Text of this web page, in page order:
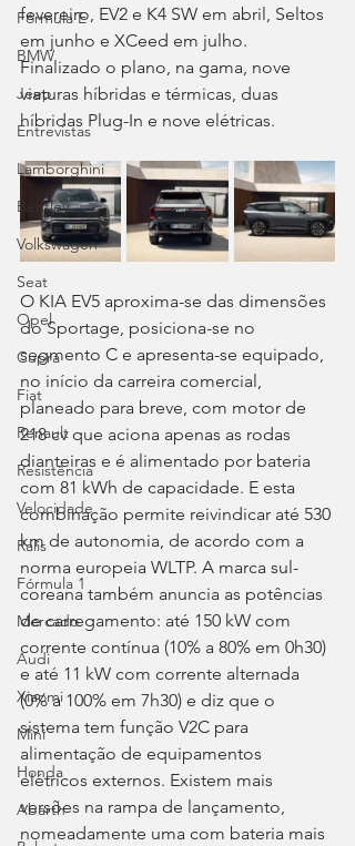
Fórmula E
BMW
Jeep
Entrevistas
Lamborghini
Bentley
Volkswagen
Seat
Opel
Cupra
Fiat
Renault
Resistência
Velocidade
Ralis
Fórmula 1
Mercado
Audi
Xiaomi
Mini
Honda
Abarth
fevereiro, EV2 e K4 SW em abril, Seltos
em junho e XCeed em julho.
Finalizado o plano, na gama, nove
viaturas híbridas e térmicas, duas
híbridas Plug-In e nove elétricas.
O KIA EV5 aproxima-se das dimensões
do Sportage, posiciona-se no
segmento C e apresenta-se equipado,
no início da carreira comercial,
planeado para breve, com motor de
218 cv que aciona apenas as rodas
dianteiras e é alimentado por bateria
com 81 kWh de capacidade. E esta
combinação permite reivindicar até 530
km de autonomia, de acordo com a
norma europeia WLTP. A marca sul-
coreana também anuncia as potências
de carregamento: até 150 kW com
corrente contínua (10% a 80% em 0h30)
e até 11 kW com corrente alternada
(0% a 100% em 7h30) e diz que o
sistema tem função V2C para
alimentação de equipamentos
elétricos externos. Existem mais
versões na rampa de lançamento,
nomeadamente uma com bateria mais